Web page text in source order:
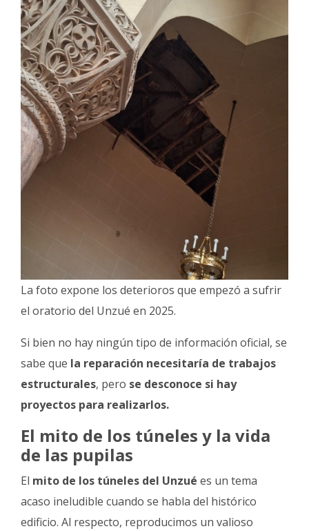
La foto expone los deterioros que empezó a sufrir
el oratorio del Unzué en 2025.
Si bien no hay ningún tipo de información oficial, se
sabe que la reparación necesitaría de trabajos
estructurales, pero se desconoce si hay
proyectos para realizarlos.
El mito de los túneles y la vida
de las pupilas
El mito de los túneles del Unzué es un tema
acaso ineludible cuando se habla del histórico
edificio. Al respecto, reproducimos un valioso